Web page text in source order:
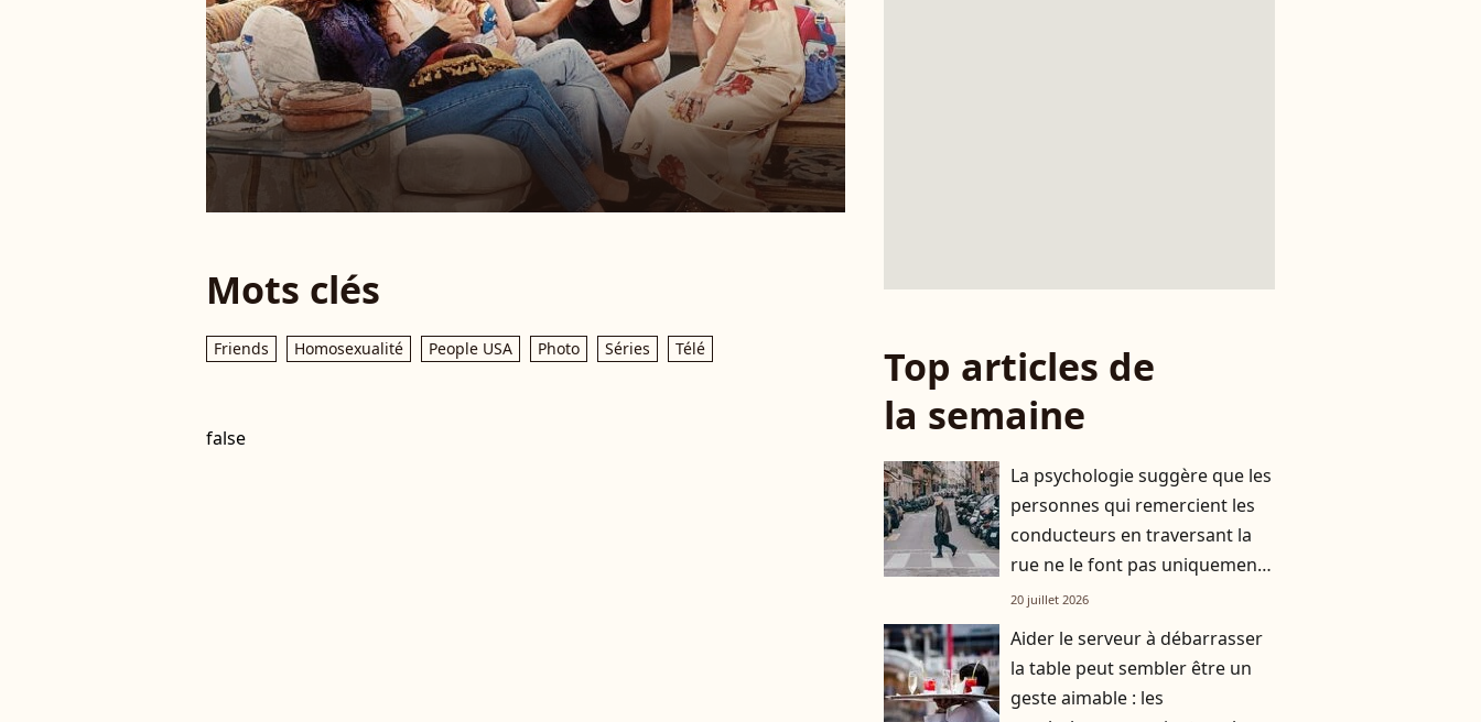
Mots clés
Friends Homosexualité People USA Photo Séries Télé
false
Top articles de
la semaine
La psychologie suggère que les
personnes qui remercient les
conducteurs en traversant la
rue ne le font pas uniquement
par gratitude
20 juillet 2026
Aider le serveur à débarrasser
la table peut sembler être un
geste aimable : les